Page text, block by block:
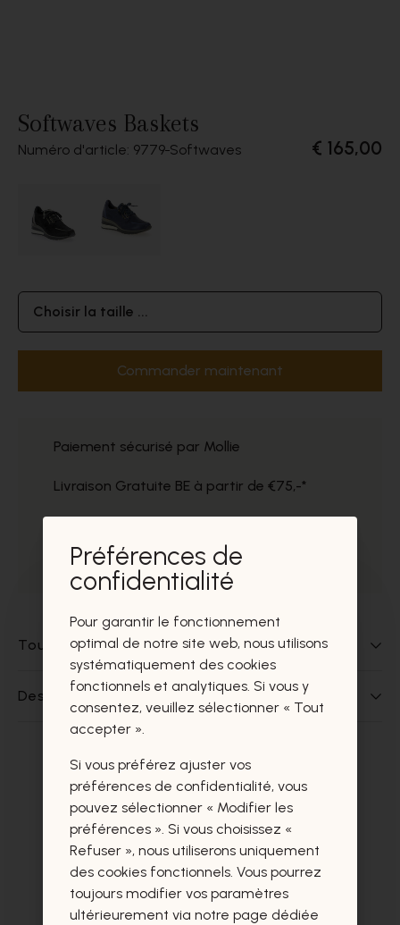
Softwaves Baskets
Numéro d'article: 9779 Softwaves € 165,00
Choisir la taille ...
Commander maintenant
Paiement sécurisé par Mollie
Livraison Gratuite BE à partir de €75,-*
Prélèvement gratuit dans nos magasins
Tout sur ce produit
Des questions sur ce produit?
Ces produits vous intéresseront
certainement aussi.
- 40%
Préférences de
confidentialité
Pour garantir le fonctionnement
optimal de notre site web, nous utilisons
systématiquement des cookies
fonctionnels et analytiques. Si vous y
consentez, veuillez sélectionner « Tout
accepter ».
Si vous préférez ajuster vos
préférences de confidentialité, vous
pouvez sélectionner « Modifier les
préférences ». Si vous choisissez «
Refuser », nous utiliserons uniquement
des cookies fonctionnels. Vous pourrez
toujours modifier vos paramètres
ultérieurement via notre page dédiée